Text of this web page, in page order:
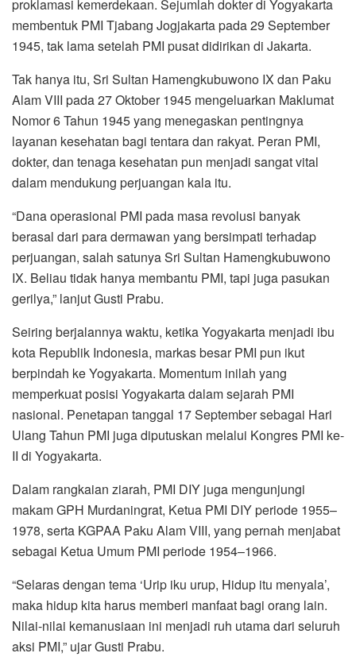
proklamasi kemerdekaan. Sejumlah dokter di Yogyakarta
membentuk PMI Tjabang Jogjakarta pada 29 September
1945, tak lama setelah PMI pusat didirikan di Jakarta.
Tak hanya itu, Sri Sultan Hamengkubuwono IX dan Paku
Alam VIII pada 27 Oktober 1945 mengeluarkan Maklumat
Nomor 6 Tahun 1945 yang menegaskan pentingnya
layanan kesehatan bagi tentara dan rakyat. Peran PMI,
dokter, dan tenaga kesehatan pun menjadi sangat vital
dalam mendukung perjuangan kala itu.
“Dana operasional PMI pada masa revolusi banyak
berasal dari para dermawan yang bersimpati terhadap
perjuangan, salah satunya Sri Sultan Hamengkubuwono
IX. Beliau tidak hanya membantu PMI, tapi juga pasukan
gerilya,” lanjut Gusti Prabu.
Seiring berjalannya waktu, ketika Yogyakarta menjadi ibu
kota Republik Indonesia, markas besar PMI pun ikut
berpindah ke Yogyakarta. Momentum inilah yang
memperkuat posisi Yogyakarta dalam sejarah PMI
nasional. Penetapan tanggal 17 September sebagai Hari
Ulang Tahun PMI juga diputuskan melalui Kongres PMI ke-
II di Yogyakarta.
Dalam rangkaian ziarah, PMI DIY juga mengunjungi
makam GPH Murdaningrat, Ketua PMI DIY periode 1955–
1978, serta KGPAA Paku Alam VIII, yang pernah menjabat
sebagai Ketua Umum PMI periode 1954–1966.
“Selaras dengan tema ‘Urip iku urup, Hidup itu menyala’,
maka hidup kita harus memberi manfaat bagi orang lain.
Nilai-nilai kemanusiaan ini menjadi ruh utama dari seluruh
aksi PMI,” ujar Gusti Prabu.